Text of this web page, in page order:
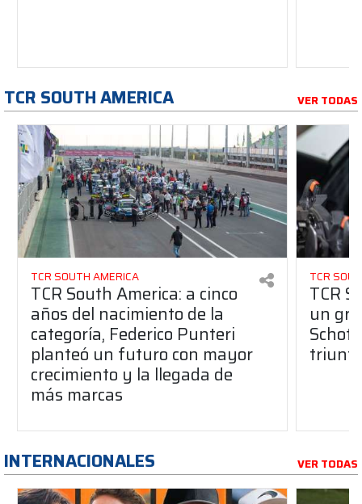
TCR SOUTH AMERICA VER TODAS
TCR SOUTH AMERICA
TCR South America: a cinco
años del nacimiento de la
categoría, Federico Punteri
planteó un futuro con mayor
crecimiento y la llegada de
más marcas
TCR
TCR
un
INTERNACIONALES VER TODAS